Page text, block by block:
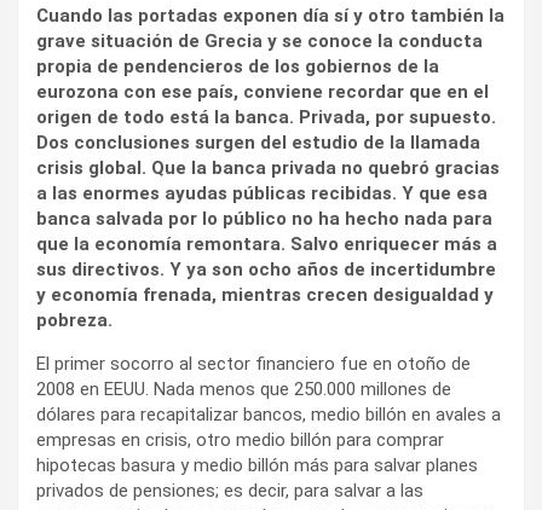
Cuando las portadas exponen día sí y otro también la
grave situación de Grecia y se conoce la conducta
propia de pendencieros de los gobiernos de la
eurozona con ese país, conviene recordar que en el
origen de todo está la banca. Privada, por supuesto.
Dos conclusiones surgen del estudio de la llamada
crisis global. Que la banca privada no quebró gracias
a las enormes ayudas públicas recibidas. Y que esa
banca salvada por lo público no ha hecho nada para
que la economía remontara. Salvo enriquecer más a
sus directivos. Y ya son ocho años de incertidumbre
y economía frenada, mientras crecen desigualdad y
pobreza.
El primer socorro al sector financiero fue en otoño de
2008 en EEUU. Nada menos que 250.000 millones de
dólares para recapitalizar bancos, medio billón en avales a
empresas en crisis, otro medio billón para comprar
hipotecas basura y medio billón más para salvar planes
privados de pensiones; es decir, para salvar a las